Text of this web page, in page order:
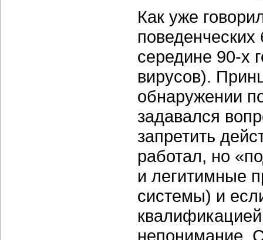
Как уже
середине 90-х
вирусов).
обнаружении
задавался
запретить
работал, но
и легитимные
системы) и
непонимание.